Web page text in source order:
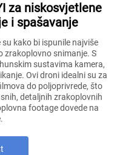
za niskosvjetlene
i spašavanje
kako bi ispunile najviše
zrakoplovno snimanje. S
sustavima kamera,
Ovi droni idealni su za
do poljoprivrede, što
detaljnih zrakoplovnih
footage dovede na